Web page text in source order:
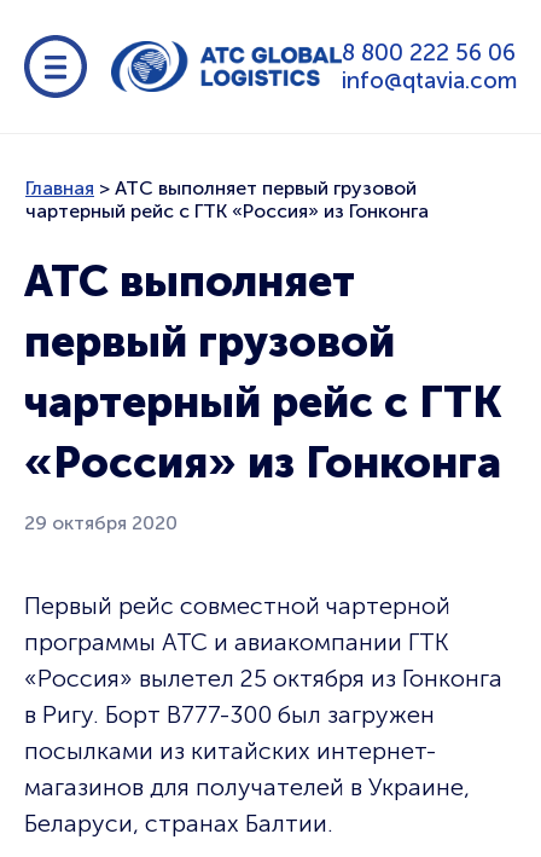
8 800 222 56 06
info@qtavia.com
Главная > АТС выполняет первый грузовой
чартерный рейс c ГТК «Россия» из Гонконга
АТС выполняет
первый грузовой
чартерный рейс c ГТК
«Россия» из Гонконга
29 октября 2020
Первый рейс совместной чартерной
программы АТС и авиакомпании ГТК
«Россия» вылетел 25 октября из Гонконга
в Ригу. Борт B777-300 был загружен
посылками из китайских интернет-
магазинов для получателей в Украине,
Беларуси, странах Балтии.